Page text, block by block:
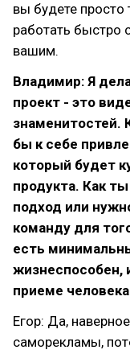
вы будете
работать
вашим.
Владимир: Я
проект - это
знаменитостей.
бы к себе
который будет
продукта. Как
подход или
команду для
есть
жизнеспособен,
приеме
Егор: Да,
саморекламы,